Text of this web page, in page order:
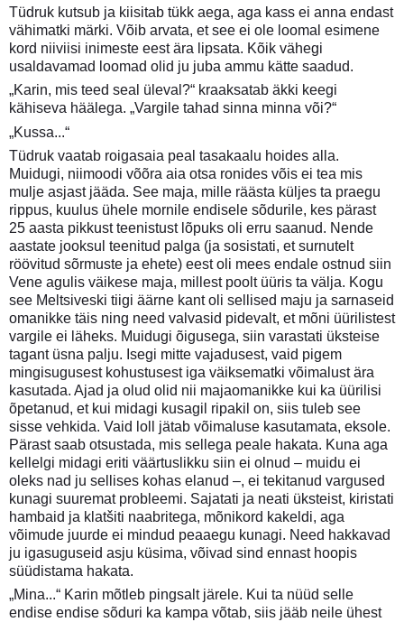
Tüdruk kutsub ja kiisitab tükk aega, aga kass ei anna endast
vähimatki märki. Võib arvata, et see ei ole loomal esimene
kord niiviisi inimeste eest ära lipsata. Kõik vähegi
usaldavamad loomad olid ju juba ammu kätte saadud.
„Karin, mis teed seal üleval?“ kraaksatab äkki keegi
kähiseva häälega. „Vargile tahad sinna minna või?“
„Kussa...“
Tüdruk vaatab roigasaia peal tasakaalu hoides alla.
Muidugi, niimoodi võõra aia otsa ronides võis ei tea mis
mulje asjast jääda. See maja, mille räästa küljes ta praegu
rippus, kuulus ühele mornile endisele sõdurile, kes pärast
25 aasta pikkust teenistust lõpuks oli erru saanud. Nende
aastate jooksul teenitud palga (ja sosistati, et surnutelt
röövitud sõrmuste ja ehete) eest oli mees endale ostnud siin
Vene agulis väikese maja, millest poolt üüris ta välja. Kogu
see Meltsiveski tiigi äärne kant oli sellised maju ja sarnaseid
omanikke täis ning need valvasid pidevalt, et mõni üürilistest
vargile ei läheks. Muidugi õigusega, siin varastati üksteise
tagant üsna palju. Isegi mitte vajadusest, vaid pigem
mingisugusest kohustusest iga väiksematki võimalust ära
kasutada. Ajad ja olud olid nii majaomanikke kui ka üürilisi
õpetanud, et kui midagi kusagil ripakil on, siis tuleb see
sisse vehkida. Vaid loll jätab võimaluse kasutamata, eksole.
Pärast saab otsustada, mis sellega peale hakata. Kuna aga
kellelgi midagi eriti väärtuslikku siin ei olnud – muidu ei
oleks nad ju sellises kohas elanud –, ei tekitanud vargused
kunagi suuremat probleemi. Sajatati ja neati üksteist, kiristati
hambaid ja klatšiti naabritega, mõnikord kakeldi, aga
võimude juurde ei mindud peaaegu kunagi. Need hakkavad
ju igasuguseid asju küsima, võivad sind ennast hoopis
süüdistama hakata.
„Mina...“ Karin mõtleb pingsalt järele. Kui ta nüüd selle
endise endise sõduri ka kampa võtab, siis jääb neile ühest